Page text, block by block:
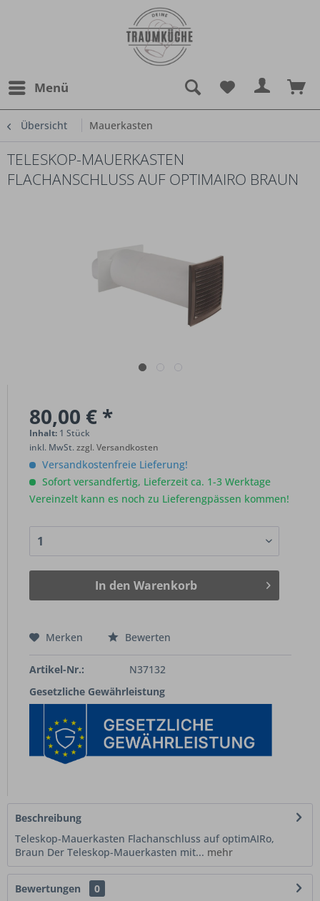
Menü
Übersicht Mauerkasten
TELESKOP-MAUERKASTEN
FLACHANSCHLUSS AUF OPTIMAIRO BRAUN
80,00 € *
Inhalt: 1 Stück
inkl. MwSt.zzgl. Versandkosten
Versandkostenfreie Lieferung!
Sofort versandfertig, Lieferzeit ca. 1-3 Werktage
Vereinzelt kann es noch zu Lieferengpässen kommen!
In den Warenkorb
Merken Bewerten
Artikel-Nr.:
N37132
Gesetzliche Gewährleistung
Beschreibung
Teleskop-Mauerkasten Flachanschluss auf optimAIRo,
Braun Der Teleskop-Mauerkasten mit... mehr
Bewertungen
0